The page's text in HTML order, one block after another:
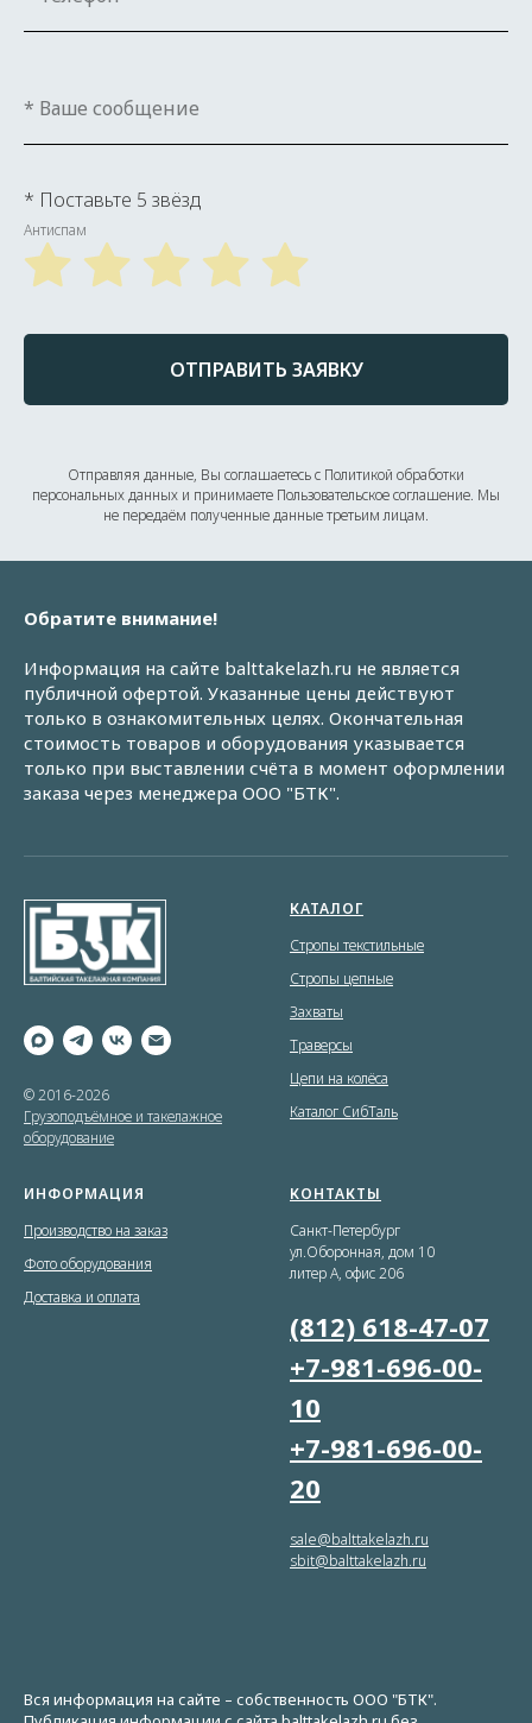
* Поставьте 5 звёзд
Антиспам
ОТПРАВИТЬ ЗАЯВКУ
Отправляя данные, Вы соглашаетесь с Политикой обработки
персональных данных и принимаете Пользовательское соглашение. Мы
не передаём полученные данные третьим лицам.
Обратите внимание!
Информация на сайте balttakelazh.ru не является
публичной офертой. Указанные цены действуют
только в ознакомительных целях. Окончательная
стоимость товаров и оборудования указывается
только при выставлении счёта в момент оформлении
заказа через менеджера ООО "БТК".
© 2016-2026
Грузоподъёмное и такелажное
оборудование
КАТАЛОГ
Стропы текстильные
Стропы цепные
Захваты
Траверсы
Цепи на колёса
Каталог СибТаль
ИНФОРМАЦИЯ
Производство на заказ
Фото оборудования
Доставка и оплата
КОНТАКТЫ
Санкт-Петербург
ул.Оборонная, дом 10
литер А, офис 206
(812) 618-47-07
+7-981-696-00-
10
+7-981-696-00-
20
sale@balttakelazh.ru
sbit@balttakelazh.ru
Вся информация на сайте – собственность ООО "БТК".